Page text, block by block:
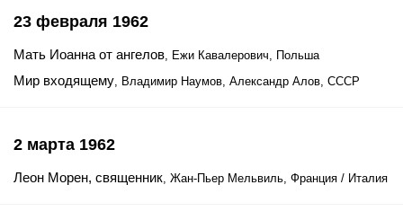
23 февраля 1962
Мать Иоанна от ангелов, Ежи Кавалерович, Польша
Мир входящему, Владимир Наумов, Александр Алов, СССР
2 марта 1962
Леон Морен, священник, Жан-Пьер Мельвиль, Франция / Италия